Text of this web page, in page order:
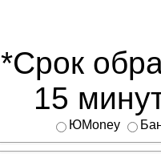
*Срок
15
ЮMoney